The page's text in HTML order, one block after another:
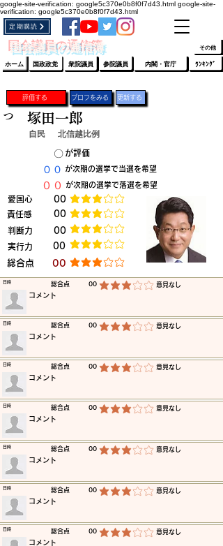
google-site-verification: google5c370e0b8f0f7d43.html google-site-
verification: google5c370e0b8f0f7d43.html
​国会議員の通信簿
定期購読
ホーム 国政政党 衆院議員 参院議員 ﾗﾝｷﾝｸﾞ
内閣・官庁
その他
評価する プロフをみる 更新する
自民 北信越比例
​が評価
​が次期の選挙で当選を希望
​が次期の選挙で落選を希望
​愛国心 ​00 平均評価 3 /5
​責任感 ​00 平均評価 3 /5
​判断力 ​00 平均評価 3 /5
​実行力 ​00 平均評価 3 /5
​総合点 ​00 平均評価 3 /5
つ 塚田一郎
​〇​
​００
​００
​総合点 00 平均評価 3 /5 ​意見なし
​日時
​コメント
​総合点 00 平均評価 3 /5 ​意見なし
​日時
​コメント
​総合点 00 平均評価 3 /5 ​意見なし
​日時
​コメント
​総合点 00 平均評価 3 /5 ​意見なし
​日時
​コメント
​総合点 00 平均評価 3 /5 ​意見なし
​日時
​コメント
​総合点 00 平均評価 3 /5 ​意見なし
​日時
​コメント
​総合点 00 平均評価 3 /5 ​意見なし
​日時
​コメント